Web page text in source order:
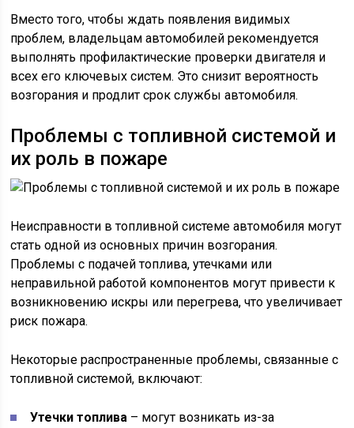
Вместо того, чтобы ждать появления видимых
проблем, владельцам автомобилей рекомендуется
выполнять профилактические проверки двигателя и
всех его ключевых систем. Это снизит вероятность
возгорания и продлит срок службы автомобиля.
Проблемы с топливной системой и
их роль в пожаре
Неисправности в топливной системе автомобиля могут
стать одной из основных причин возгорания.
Проблемы с подачей топлива, утечками или
неправильной работой компонентов могут привести к
возникновению искры или перегрева, что увеличивает
риск пожара.
Некоторые распространенные проблемы, связанные с
топливной системой, включают:
Утечки топлива – могут возникать из-за